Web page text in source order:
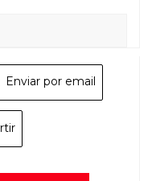
Enviar por email